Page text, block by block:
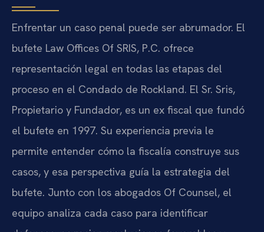
Enfrentar un caso penal puede ser abrumador. El
bufete Law Offices Of SRIS, P.C. ofrece
representación legal en todas las etapas del
proceso en el Condado de Rockland. El Sr. Sris,
Propietario y Fundador, es un ex fiscal que fundó
el bufete en 1997. Su experiencia previa le
permite entender cómo la fiscalía construye sus
casos, y esa perspectiva guía la estrategia del
bufete. Junto con los abogados Of Counsel, el
equipo analiza cada caso para identificar